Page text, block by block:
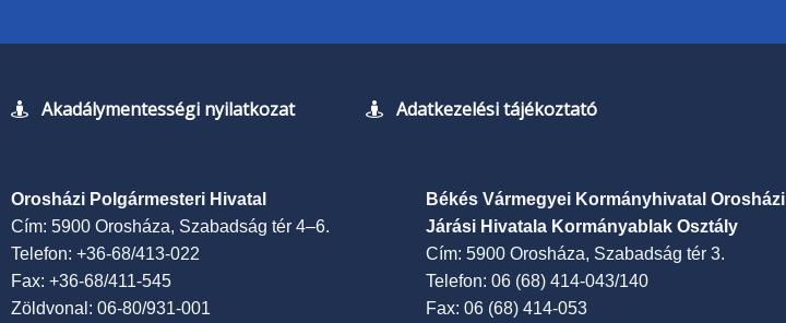
Akadálymentességi nyilatkozat Adatkezelési tájékoztató
Orosházi Polgármesteri Hivatal
Cím: 5900 Orosháza, Szabadság tér 4–6.
Telefon: +36-68/413-022
Fax: +36-68/411-545
Zöldvonal: 06-80/931-001
Békés Vármegyei Kormányhivatal Orosházi
Járási Hivatala Kormányablak Osztály
Cím: 5900 Orosháza, Szabadság tér 3.
Telefon: 06 (68) 414-043/140
Fax: 06 (68) 414-053